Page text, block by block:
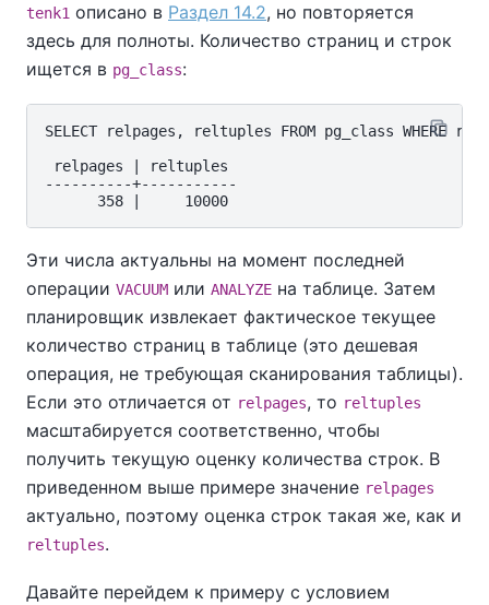
tenk1 описано в Раздел 14.2, но повторяется
здесь для полноты. Количество страниц и строк
ищется в pg_class:
SELECT relpages, reltuples FROM pg_class WHERE
relpages | reltuples
----------+-----------
Эти числа актуальны на момент последней
операции VACUUM или ANALYZE на таблице. Затем
планировщик извлекает фактическое текущее
количество страниц в таблице (это дешевая
операция, не требующая сканирования таблицы).
Если это отличается от relpages, то reltuples
масштабируется соответственно, чтобы
получить текущую оценку количества строк. В
приведенном выше примере значение relpages
актуально, поэтому оценка строк такая же, как и
reltuples.
Давайте перейдем к примеру с условием